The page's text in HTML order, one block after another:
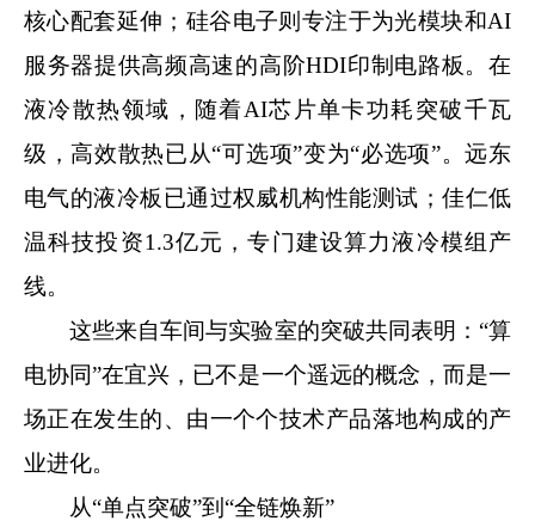
核心配套延伸；硅谷电子则专注于为光模块和AI
服务器提供高频高速的高阶HDI印制电路板。在
液冷散热领域，随着AI芯片单卡功耗突破千瓦
级，高效散热已从“可选项”变为“必选项”。远东
电气的液冷板已通过权威机构性能测试；佳仁低
温科技投资1.3亿元，专门建设算力液冷模组产
线。
这些来自车间与实验室的突破共同表明：“算
电协同”在宜兴，已不是一个遥远的概念，而是一
场正在发生的、由一个个技术产品落地构成的产
业进化。
从“单点突破”到“全链焕新”